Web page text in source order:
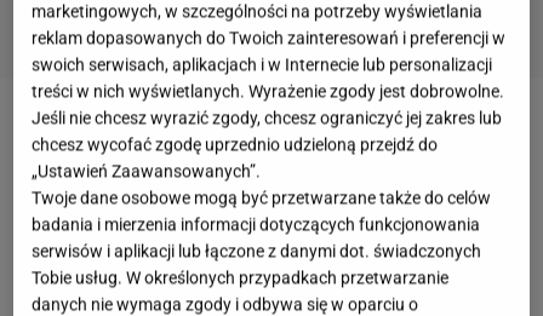
Nowe stawki VAT na jedzenie
Od 1 lipca obowiązują nowe stawki VAT, które będą
miały istotny wpływ na ceny różnych produktów.
Choć podrożały m.in.owoce morza, można się
spodziewać znaczących spadków cenowoców
marketingowych, w szczególności na potrzeby wyświetlania
reklam dopasowanych do Twoich zainteresowań i preferencji w
swoich serwisach, aplikacjach i w Internecie lub personalizacji
treści w nich wyświetlanych. Wyrażenie zgody jest dobrowolne.
Jeśli nie chcesz wyrazić zgody, chcesz ograniczyć jej zakres lub
chcesz wycofać zgodę uprzednio udzieloną przejdź do
„Ustawień Zaawansowanych”.
Twoje dane osobowe mogą być przetwarzane także do celów
badania i mierzenia informacji dotyczących funkcjonowania
serwisów i aplikacji lub łączone z danymi dot. świadczonych
Tobie usług. W określonych przypadkach przetwarzanie
danych nie wymaga zgody i odbywa się w oparciu o